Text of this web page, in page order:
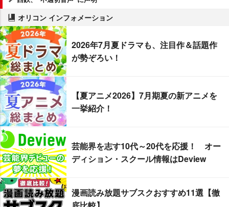
オリコン インフォメーション
2026年7月夏ドラマも、注目作＆話題作
が勢ぞろい！
【夏アニメ2026】7月期夏の新アニメを
一挙紹介！
芸能界を志す10代～20代を応援！ オー
ディション・スクール情報はDeview
漫画読み放題サブスクおすすめ11選【徹